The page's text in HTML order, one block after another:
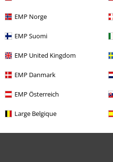
EMP Norge
EMP Suomi
EMP United Kingdom
EMP Danmark
EMP Österreich
Large Belgique
Toten Hosen, Gutscheine & Artikel,
sind von der Aktion ausgeschlossen.
Ja, unser Kundenservice ist heute